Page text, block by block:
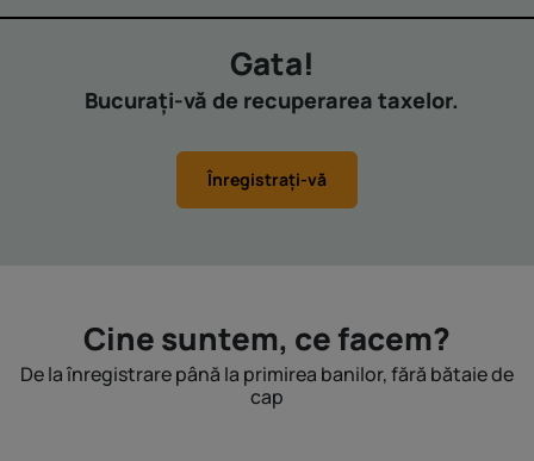
Gata!
Bucurați-vă de recuperarea taxelor.
Înregistrați-vă
Cine suntem, ce facem?
De la înregistrare până la primirea banilor, fără bătaie de
cap